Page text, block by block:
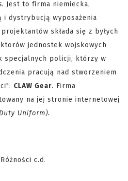
. Jest to firma niemiecka,
i dystrybucją wyposażenia
składa się z byłych
jednostek wojskowych
specjalnych policji, którzy w
pracują nad stworzeniem
CLAW Gear. Firma
na jej stronie internetowej
Uniform).